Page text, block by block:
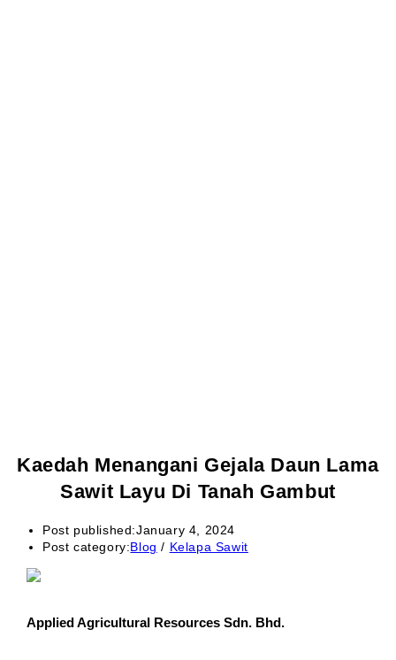
Kaedah Menangani Gejala Daun Lama
Sawit Layu Di Tanah Gambut
Post published:January 4, 2024
Post category:Blog / Kelapa Sawit
Applied Agricultural Resources Sdn. Bhd.